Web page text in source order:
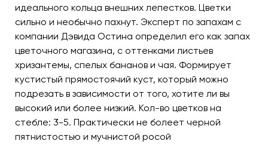
идеального кольца внешних лепестков. Цветки
сильно и необычно пахнут. Эксперт по запахам с
компании Дэвида Остина определил его как запах
цветочного магазина, с оттенками листьев
хризантемы, спелых бананов и чая. Формирует
кустистый прямостоячий куст, который можно
подрезать в зависимости от того, хотите ли вы
высокий или более низкий. Кол-во цветков на
стебле: 3-5. Практически не болеет черной
пятнистостью и мучнистой росой